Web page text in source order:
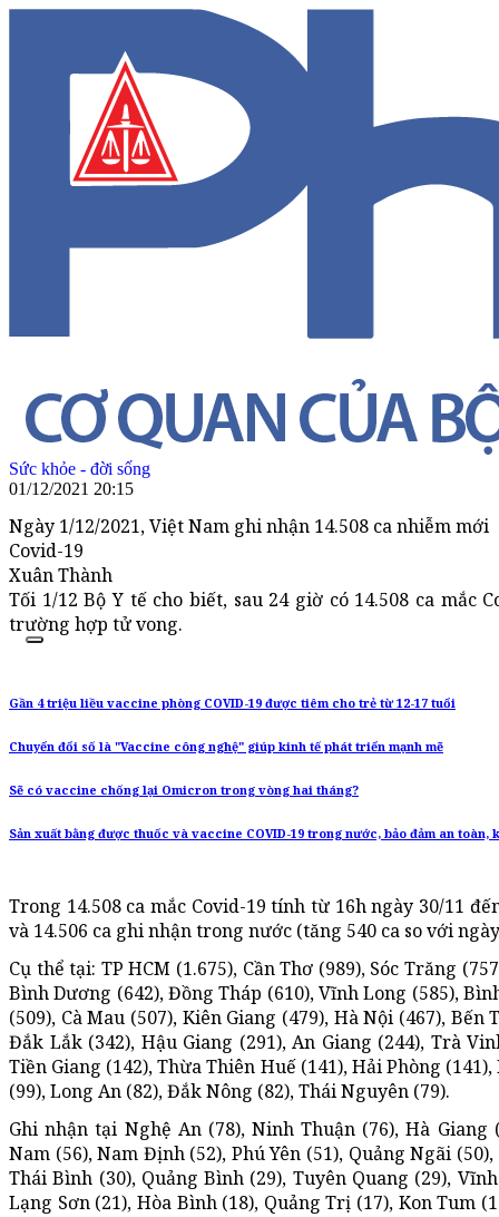
Sức khỏe - đời sống
01/12/2021 20:15
Ngày 1/12/2021, Việt Nam ghi nhận 14.508 ca nhiễm mới
Covid-19
Xuân Thành
Tối 1/12 Bộ Y tế cho biết, sau 24 giờ có 14.508 ca mắc
trường hợp tử vong.
Gần 4 triệu liều vaccine phòng COVID-19 được tiêm cho trẻ từ 12-17 tuổi
Chuyển đổi số là "Vaccine công nghệ" giúp kinh tế phát triển mạnh mẽ
Sẽ có vaccine chống lại Omicron trong vòng hai tháng?
Sản xuất bằng được thuốc và vaccine COVID-19 trong nước, bảo đảm an toàn,
Trong 14.508 ca mắc Covid-19 tính từ 16h ngày 30/11
và 14.506 ca ghi nhận trong nước (tăng 540 ca so với
Cụ thể tại: TP HCM (1.675), Cần Thơ (989), Sóc Trăng
Bình Dương (642), Đồng Tháp (610), Vĩnh Long (585),
(509), Cà Mau (507), Kiên Giang (479), Hà Nội (467),
Đắk Lắk (342), Hậu Giang (291), An Giang (244), Trà
Tiền Giang (142), Thừa Thiên Huế (141), Hải Phòng
(99), Long An (82), Đắk Nông (82), Thái Nguyên (79).
Ghi nhận tại Nghệ An (78), Ninh Thuận (76), Hà Giang
Nam (56), Nam Định (52), Phú Yên (51), Quảng Ngãi
Thái Bình (30), Quảng Bình (29), Tuyên Quang (29),
Lạng Sơn (21), Hòa Bình (18), Quảng Trị (17), Kon Tum